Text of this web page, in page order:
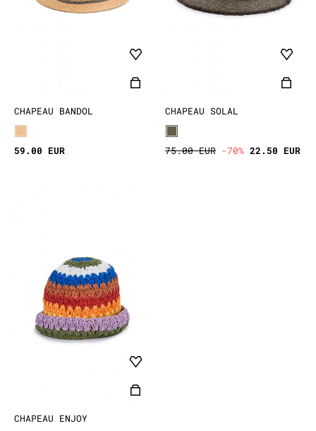
CHAPEAU BANDOL
59.00 EUR
CHAPEAU SOLAL
75.00 EUR -70% 22.50 EUR
CHAPEAU ENJOY